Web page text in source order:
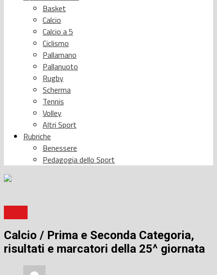
Basket
Calcio
Calcio a 5
Ciclismo
Pallamano
Pallanuoto
Rugby
Scherma
Tennis
Volley
Altri Sport
Rubriche
Benessere
Pedagogia dello Sport
Calcio / Prima e Seconda Categoria,
risultati e marcatori della 25^ giornata